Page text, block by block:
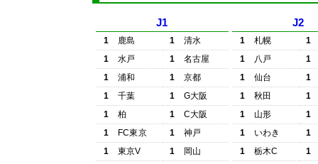
J1
1 鹿島 1
清水
1
水戸 1
名古屋
1
浦和 1
京都
1
千葉 1
G大阪
1
柏 1
C大阪
1
FC東京 1
神戸
1
東京V 1
岡山
J2
1 札幌
1
1
八戸
1
1
仙台
1
1
秋田
1
1
山形
1
1
いわき
1
1
栃木C
1